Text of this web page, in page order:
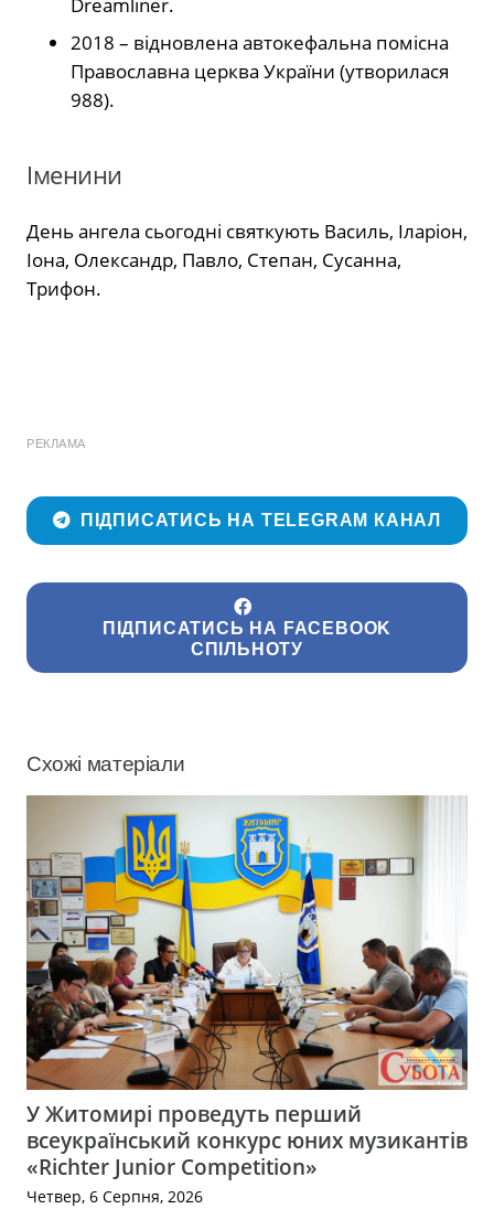
2018 – відновлена автокефальна помісна
Православна церква України (утворилася
988).
Іменини
День ангела сьогодні святкують Василь, Іларіон,
Іона, Олександр, Павло, Степан, Сусанна,
Трифон.
РЕКЛАМА
ПІДПИСАТИСЬ НА TELEGRAM КАНАЛ
ПІДПИСАТИСЬ НА FACEBOOK
СПІЛЬНОТУ
Схожі матеріали
У Житомирі проведуть перший
всеукраїнський конкурс юних музикантів
«Richter Junior Competition»
Четвер, 6 Серпня, 2026